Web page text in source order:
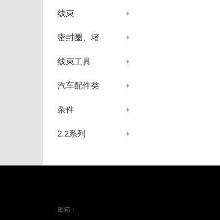
线束
密封圈、堵
线束工具
汽车配件类
杂件
2.2系列
邮箱：